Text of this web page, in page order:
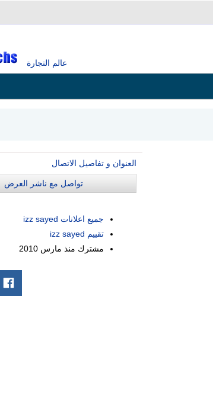
عالم التجارة
العنوان و تفاصيل الاتصال
تواصل مع ناشر العرض
جميع اعلانات izz sayed
تقييم izz sayed
مشترك منذ مارس 2010